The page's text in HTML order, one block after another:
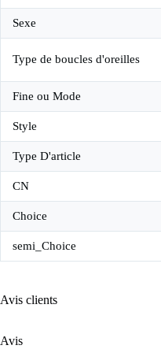
Sexe
Type de boucles d'oreilles
Fine ou Mode
Style
Type D'article
CN
Choice
semi_Choice
Avis clients
Avis